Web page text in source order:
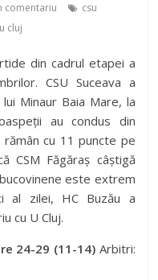
comentariu
csu
u cluj
din cadrul etapei a
CSU Suceava a
Minaur Baia Mare, la
au condus din
rămân cu 11 puncte pe
CSM Făgăraș câștigă
este extrem
al zilei, HC Buzău a
cu U Cluj.
24-29 (11-14)Arbitri: